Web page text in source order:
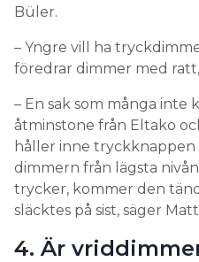
Büler.
– Yngre vill ha
föredrar dimmer med
– En sak som många inte
åtminstone från Eltako
håller inne
dimmern från lägsta
trycker, kommer den
släcktes på sist, säger
4. Är